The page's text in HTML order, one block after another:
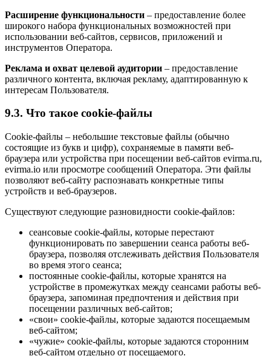
Расширение функциональности – предоставление более
широкого набора функциональных возможностей при
использовании веб-сайтов, сервисов, приложений и
инструментов Оператора.
Реклама и охват целевой аудитории – предоставление
различного контента, включая рекламу, адаптированную к
интересам Пользователя.
9.3. Что такое cookie-файлы
Cookie-файлы – небольшие текстовые файлы (обычно
состоящие из букв и цифр), сохраняемые в памяти веб-
браузера или устройства при посещении веб-сайтов evirma.ru,
evirma.io или просмотре сообщений Оператора. Эти файлы
позволяют веб-сайту распознавать конкретные типы
устройств и веб-браузеров.
Существуют следующие разновидности cookie-файлов:
сеансовые cookie-файлы, которые перестают
функционировать по завершении сеанса работы веб-
браузера, позволяя отслеживать действия Пользователя
во время этого сеанса;
постоянные cookie-файлы, которые хранятся на
устройстве в промежутках между сеансами работы веб-
браузера, запоминая предпочтения и действия при
посещении различных веб-сайтов;
«свои» cookie-файлы, которые задаются посещаемым
веб-сайтом;
«чужие» cookie-файлы, которые задаются сторонним
веб-сайтом отдельно от посещаемого.